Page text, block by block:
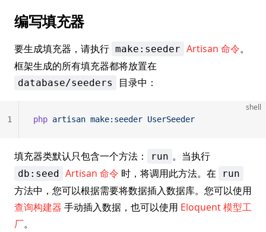
编写填充器
要生成填充器，请执行 make:seeder Artisan 命令。
框架生成的所有填充器都将放置在
database/seeders 目录中：
shell
php artisan make:seeder UserSeeder
1
填充器类默认只包含一个方法： run 。当执行
db:seed Artisan 命令 时，将调用此方法。在 run
方法中，您可以根据需要将数据插入数据库。您可以使用
查询构建器 手动插入数据，也可以使用 Eloquent 模型工
厂。